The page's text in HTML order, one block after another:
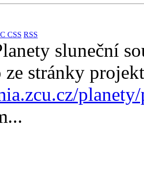
CSS RSS
sluneční
ze stránky